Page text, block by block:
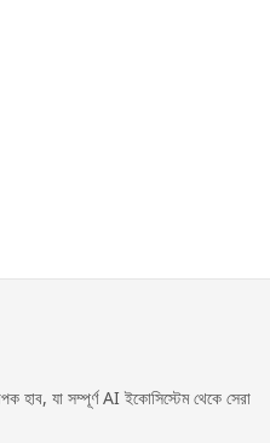
যা সম্পূর্ণ AI ইকোসিস্টেম থেকে সেরা